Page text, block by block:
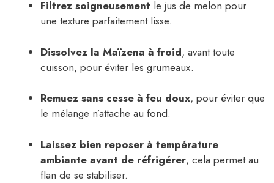
Filtrez soigneusement le jus de melon pour
une texture parfaitement lisse.
Dissolvez la Maïzena à froid, avant toute
cuisson, pour éviter les grumeaux.
Remuez sans cesse à feu doux, pour éviter que
le mélange n’attache au fond.
Laissez bien reposer à température
ambiante avant de réfrigérer, cela permet au
flan de se stabiliser.